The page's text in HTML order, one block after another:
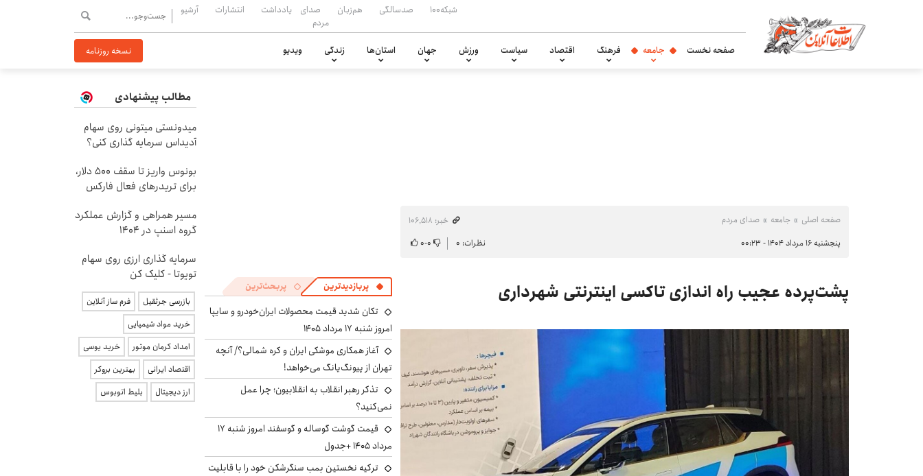
شبکه۱۰۰ صدسالگی هم‌زبان
صدای
مردم
یادداشت انتشارات آرشیو
صفحه نخست جامعه فرهنگ اقتصاد سیاست ورزش جهان استان‌ها زندگی ویدیو نسخه روزنامه
صفحه اصلی جامعه صدای مردم
خبر: ۱۰۶٬۵۱۸
پنجشنبه ۱۶ مرداد ۱۴۰۴ - ۰۰:۲۳
نظرات: ۰ ۰-۰
پشت‌پرده عجیب راه اندازی تاکسی اینترنتی شهرداری پربازدیدترین پربحث‌ترین
تکان شدید قیمت محصولات ایران‌خودرو و سایپا
امروز شنبه ۱۷ مرداد ۱۴۰۵
آغاز همکاری موشکی ایران و کره شمالی؟/ آنچه
تهران از پیونگ‌یانگ می‌خواهد!
تذکر رهبر انقلاب به انقلابیون؛ چرا عمل
نمی‌کنید؟
قیمت گوشت گوساله و گوسفند امروز شنبه ۱۷
مرداد ۱۴۰۵ +جدول
ترکیه نخستین بمب سنگرشکن خود را با قابلیت
مطالب پیشنهادی
میدونستی میتونی روی سهام
آدیداس سرمایه گذاری کنی؟
بونوس واریز تا سقف 500 دلار،
برای تریدرهای فعال فارکس
مسیر همراهی و گزارش عملکرد
گروه اسنپ در ۱۴۰۴
سرمایه گذاری ارزی روی سهام
تویوتا - کلیک کن
بازرسی جرثقیل
فرم ساز آنلاین
خرید مواد شیمیایی
امداد کرمان موتور
خرید یوسی
اقتصاد ایرانی
بهترین بروکر
ارز دیجیتال
بلیط اتوبوس